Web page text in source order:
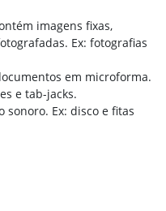
imagens fixas,
Ex: fotografias
em microforma.
e tab-jacks.
sonoro. Ex: disco e fitas